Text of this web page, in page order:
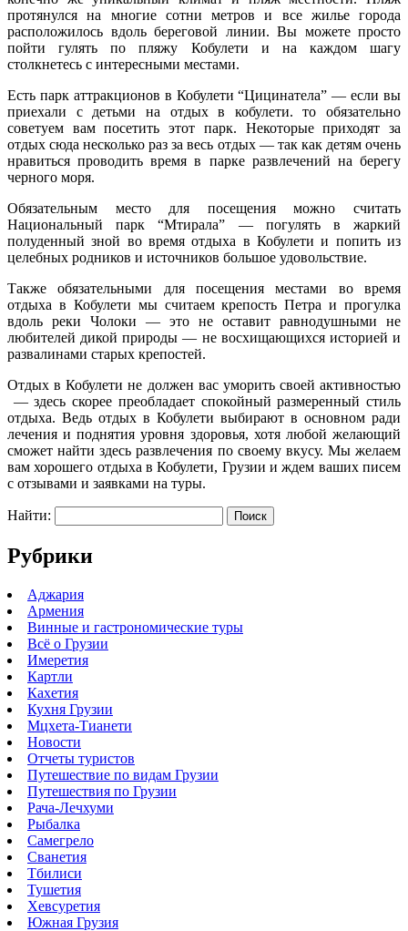
протянулся на многие сотни метров и все жилье города
расположилось вдоль береговой линии. Вы можете просто
пойти гулять по пляжу Кобулети и на каждом шагу
столкнетесь с интересными местами.
Есть парк аттракционов в Кобулети “Цицинатела” — если вы
приехали с детьми на отдых в кобулети. то обязательно
советуем вам посетить этот парк. Некоторые приходят за
отдых сюда несколько раз за весь отдых — так как детям очень
нравиться проводить время в парке развлечений на берегу
черного моря.
Обязательным место для посещения можно считать
Национальный парк “Мтирала” — погулять в жаркий
полуденный зной во время отдыха в Кобулети и попить из
целебных родников и источников большое удовольствие.
Также обязательными для посещения местами во время
отдыха в Кобулети мы считаем крепость Петра и прогулка
вдоль реки Чолоки — это не оставит равнодушными не
любителей дикой природы — не восхищающихся историей и
развалинами старых крепостей.
Отдых в Кобулети не должен вас уморить своей активностью
— здесь скорее преобладает спокойный размеренный стиль
отдыха. Ведь отдых в Кобулети выбирают в основном ради
лечения и поднятия уровня здоровья, хотя любой желающий
сможет найти здесь развлечения по своему вкусу. Мы желаем
вам хорошего отдыха в Кобулети, Грузии и ждем ваших писем
с отзывами и заявками на туры.
Найти:
Рубрики
Аджария
Армения
Винные и гастрономические туры
Всё о Грузии
Имеретия
Картли
Кахетия
Кухня Грузии
Мцхета-Тианети
Новости
Отчеты туристов
Путешествие по видам Грузии
Путешествия по Грузии
Рача-Лечхуми
Рыбалка
Самегрело
Сванетия
Тбилиси
Тушетия
Хевсуретия
Южная Грузия